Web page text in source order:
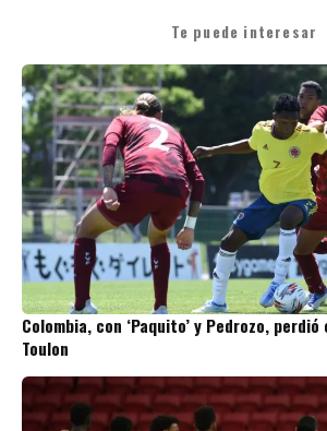
Te puede interesar
Colombia, con ‘Paquito’ y Pedrozo,
Toulon